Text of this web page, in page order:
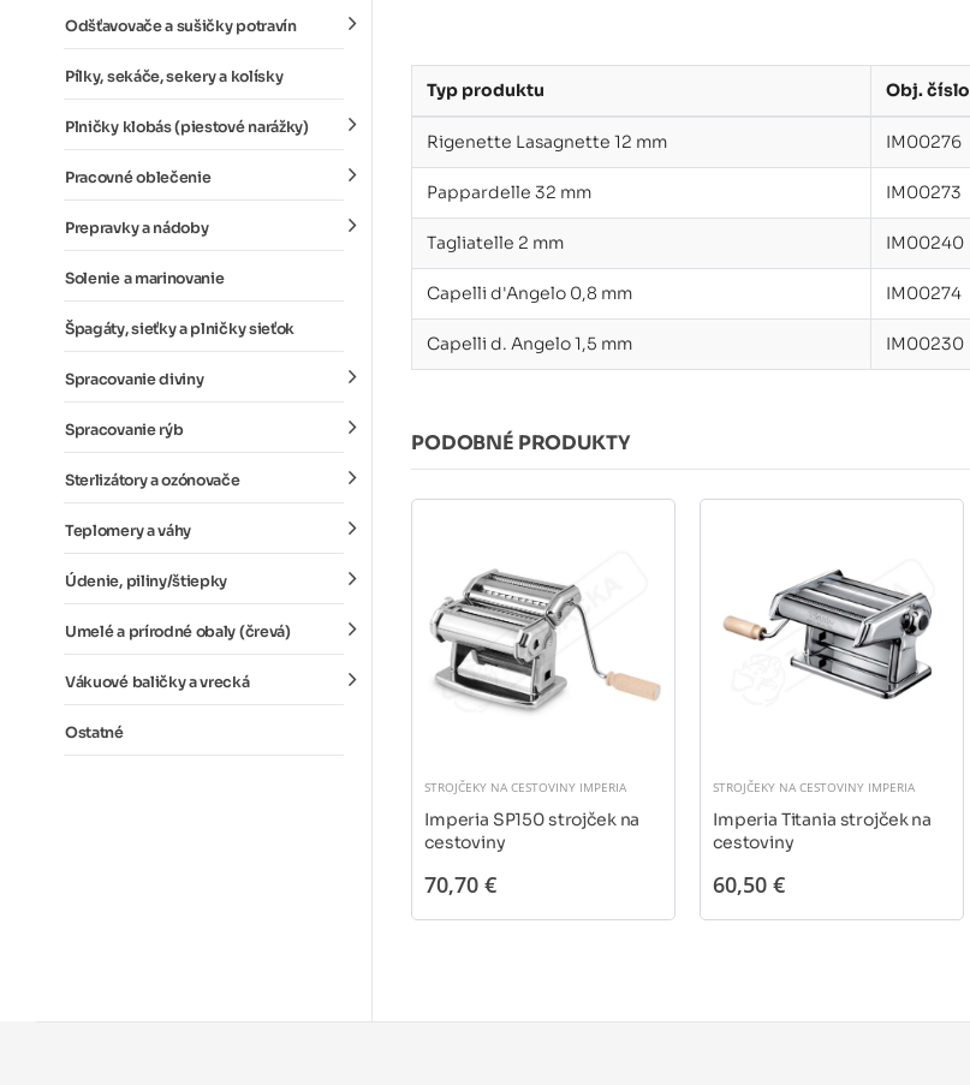
Odšťavovače a sušičky potravín
Pílky, sekáče, sekery a kolísky
Plničky klobás (piestové narážky)
Pracovné oblečenie
Prepravky a nádoby
Solenie a marinovanie
Špagáty, sieťky a plničky sieťok
Spracovanie diviny
Spracovanie rýb
Sterlizátory a ozónovače
Teplomery a váhy
Údenie, piliny/štiepky
Umelé a prírodné obaly (črevá)
Vákuové baličky a vrecká
Ostatné
Typ produktu Obj. číslo
Rigenette Lasagnette 12 mm IM00276
Pappardelle 32 mm IM00273
Tagliatelle 2 mm IM00240
Capelli d'Angelo 0,8 mm IM00274
Capelli d. Angelo 1,5 mm IM00230
PODOBNÉ PRODUKTY
STROJČEKY NA CESTOVINY IMPERIA
Imperia SP150 strojček na
cestoviny
70,70 €
STROJČEKY NA CESTOVINY IMPERIA
Imperia Titania strojček na
cestoviny
60,50 €